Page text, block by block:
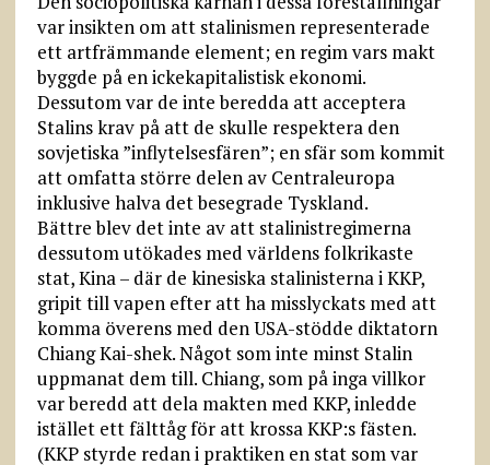
var insikten om att stalinismen representerade
ett artfrämmande element; en regim vars makt
byggde på en ickekapitalistisk ekonomi.
Dessutom var de inte beredda att acceptera
Stalins krav på att de skulle respektera den
sovjetiska ”inflytelsesfären”; en sfär som kommit
att omfatta större delen av Centraleuropa
inklusive halva det besegrade Tyskland.
Bättre blev det inte av att stalinist­regimerna
dessutom utökades med världens folkrikaste
stat, Kina – där de kinesiska stalinisterna i KKP,
gripit till vapen efter att ha misslyckats med att
komma överens med den USA-stödde diktatorn
Chiang Kai-shek. Något som inte minst Stalin
uppmanat dem till. Chiang, som på inga villkor
var beredd att dela makten med KKP, inledde
istället ett fälttåg för att krossa KKP:s fästen.
(KKP styrde redan i praktiken en stat som var